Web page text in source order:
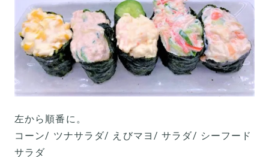
左から順番に。
コーン/ ツナサラダ/ えびマヨ/ サラダ/ シーフード
サラダ